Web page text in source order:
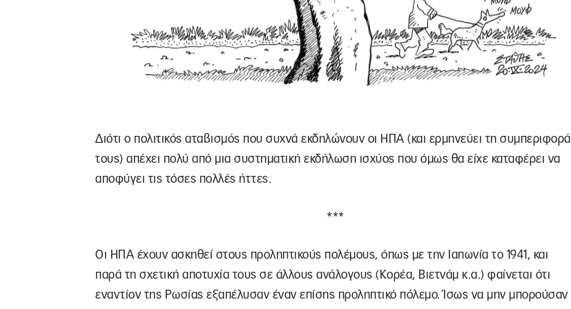
Διότι ο πολιτικός αταβισμός που συχνά εκδηλώνουν οι ΗΠΑ (και ερμηνεύει τη συμπεριφορά
τους) απέχει πολύ από μια συστηματική εκδήλωση ισχύος που όμως θα είχε καταφέρει να
αποφύγει τις τόσες πολλές ήττες.
***
Οι ΗΠΑ έχουν ασκηθεί στους προληπτικούς πολέμους, όπως με την Ιαπωνία το 1941, και
παρά τη σχετική αποτυχία τους σε άλλους ανάλογους (Κορέα, Βιετνάμ κ.α.) φαίνεται ότι
εναντίον της Ρωσίας εξαπέλυσαν έναν επίσης προληπτικό πόλεμο. Ίσως να μην μπορούσαν